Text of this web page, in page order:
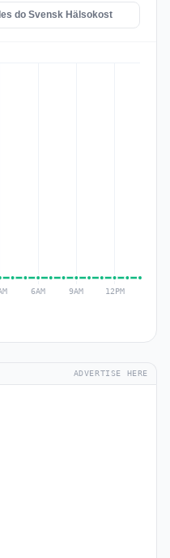
do Svensk Hälsokost
ADVERTISE HERE